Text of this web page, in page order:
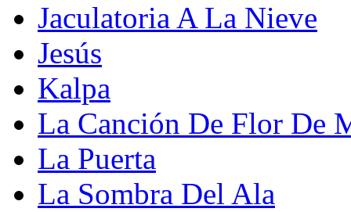
Jaculatoria A La Nieve
Jesús
Kalpa
La Canción De Flor De
La Puerta
La Sombra Del Ala